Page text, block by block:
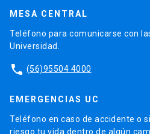
MESA CENTRAL
Teléfono para comunicarse con
Universidad.
phone (56)95504 4000
EMERGENCIAS UC
Teléfono en caso de accidente o
riesgo tu vida dentro de algún